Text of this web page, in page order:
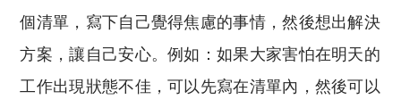
個清單，寫下自己覺得焦慮的事情，然後想出解決
方案，讓自己安心。例如：如果大家害怕在明天的
工作出現狀態不佳，可以先寫在清單內，然後可以